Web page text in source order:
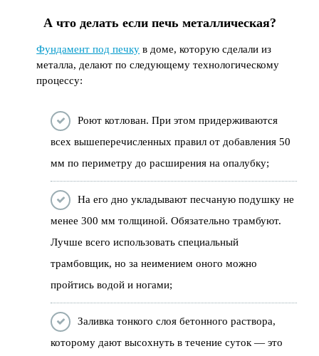
А что делать если печь металлическая?
Фундамент под печку в доме, которую сделали из
металла, делают по следующему технологическому
процессу:
Роют котлован. При этом придерживаются
всех вышеперечисленных правил от добавления 50
мм по периметру до расширения на опалубку;
На его дно укладывают песчаную подушку не
менее 300 мм толщиной. Обязательно трамбуют.
Лучше всего использовать специальный
трамбовщик, но за неимением оного можно
пройтись водой и ногами;
Заливка тонкого слоя бетонного раствора,
которому дают высохнуть в течение суток — это